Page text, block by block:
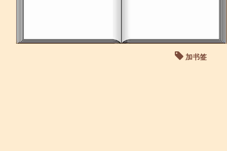
加书签